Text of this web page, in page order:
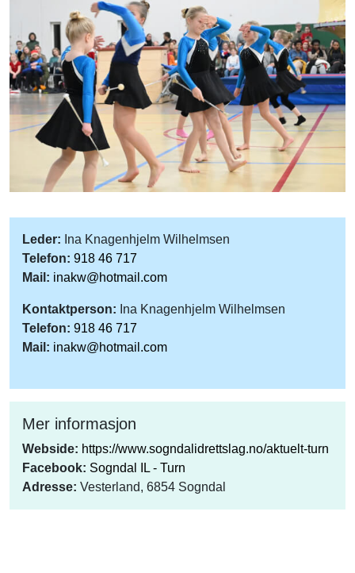
Leder: Ina Knagenhjelm Wilhelmsen
Telefon: 918 46 717
Mail: inakw@hotmail.com
Kontaktperson: Ina Knagenhjelm Wilhelmsen
Telefon: 918 46 717
Mail: inakw@hotmail.com
Mer informasjon
Webside: https://www.sogndalidrettslag.no/aktuelt-turn
Facebook: Sogndal IL - Turn
Adresse: Vesterland, 6854 Sogndal